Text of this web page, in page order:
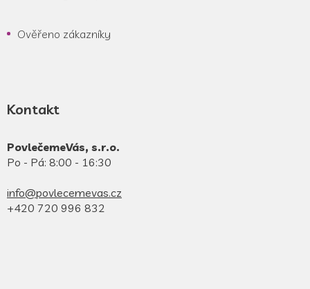
Ověřeno zákazníky
Kontakt
PovlečemeVás, s.r.o.
Po - Pá: 8:00 - 16:30
info@povlecemevas.cz
+420 720 996 832